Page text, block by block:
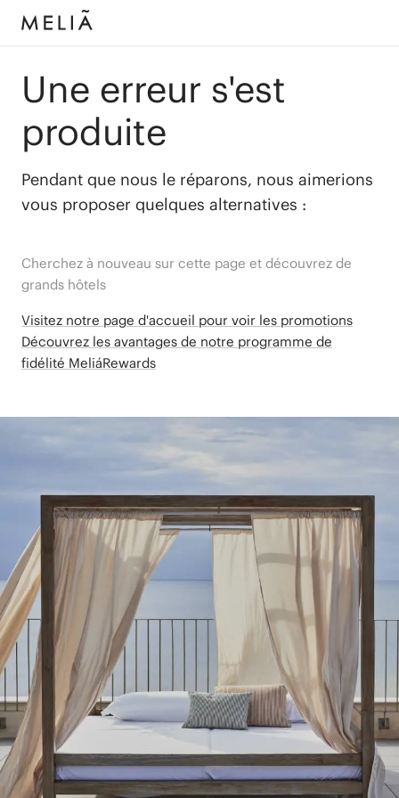
Une erreur s'est
produite
Pendant que nous le réparons, nous aimerions
vous proposer quelques alternatives :
Cherchez à nouveau sur cette page et découvrez de
grands hôtels
Visitez notre page d'accueil pour voir les promotions
Découvrez les avantages de notre programme de
fidélité MeliáRewards